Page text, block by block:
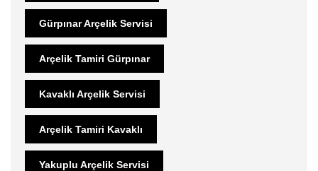
Gürpınar Arçelik Servisi
Arçelik Tamiri Gürpınar
Kavaklı Arçelik Servisi
Arçelik Tamiri Kavaklı
Yakuplu Arçelik Servisi